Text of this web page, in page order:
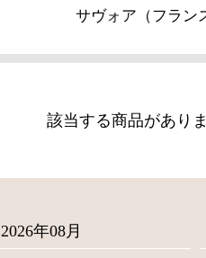
サヴォア（フラン
該当する商品がありま
2026年08月